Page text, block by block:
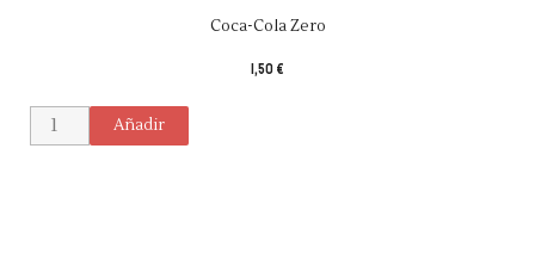
Coca-Cola Zero
1,50 €
Añadir